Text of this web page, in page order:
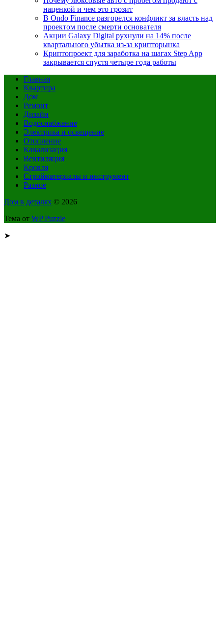
наценкой и чем это грозит
В Ondo Finance разгорелся конфликт за власть над
проектом после смерти основателя
Акции Galaxy Digital рухнули на 14% после
квартального убытка из-за крипторынка
Криптопроект для заработка на шагах Step App
закрывается спустя четыре года работы
Главная
Квартира
Дом
Ремонт
Дизайн
Водоснабжение
Электрика и освещение
Отопление
Канализация
Вентиляция
Кровля
Стройматериалы и инструмент
Разное
Дом в деталях © 2026
Тема от WP Puzzle
➤